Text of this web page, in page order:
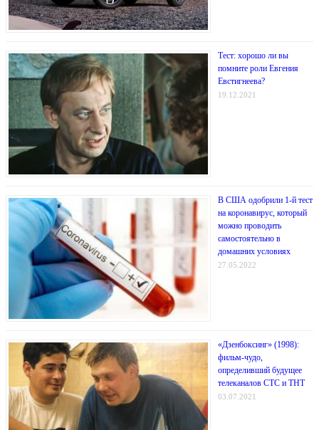
Тест: хорошо ли вы
помните роли Евгения
Евстигнеева?
19.12.2021
В США одобрили 1-й тест
на коронавирус, который
можно проводить
самостоятельно в
домашних условиях
27.05.2022
«Дзенбоксинг» (1998):
фильм-чудо,
определивший будущее
телеканалов СТС и ТНТ
03.07.2021